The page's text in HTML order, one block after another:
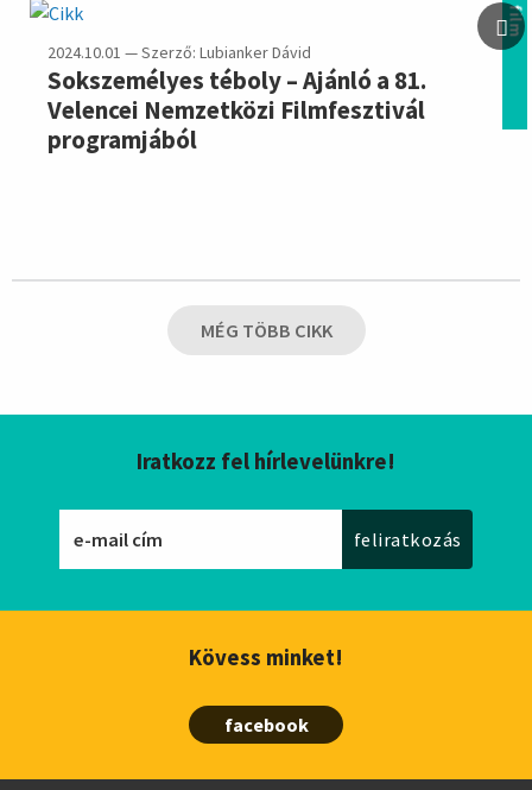
film
2024.10.01 — Szerző: Lubianker Dávid
Sokszemélyes téboly – Ajánló a 81.
Velencei Nemzetközi Filmfesztivál
programjából
MÉG TÖBB CIKK
Iratkozz fel hírlevelünkre!
Kövess minket!
facebook